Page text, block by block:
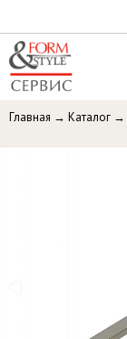
Главная → Каталог →